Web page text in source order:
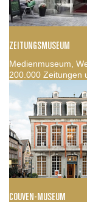
ZEITUNGSMUSEUM
Medienmuseum,
200.000 Zeitungen
COUVEN-MUSEUM